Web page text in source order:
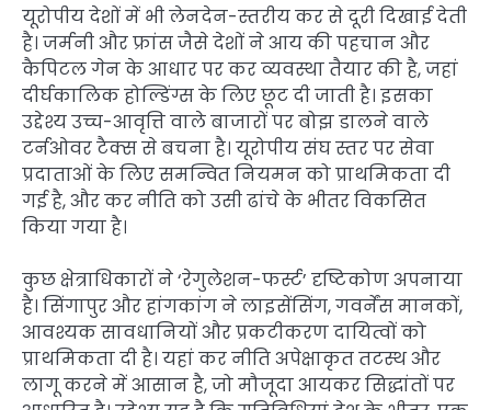
यूरोपीय देशों में भी लेनदेन-स्तरीय कर से दूरी दिखाई देती
है। जर्मनी और फ्रांस जैसे देशों ने आय की पहचान और
कैपिटल गेन के आधार पर कर व्यवस्था तैयार की है, जहां
दीर्घकालिक होल्डिंग्स के लिए छूट दी जाती है। इसका
उद्देश्य उच्च-आवृत्ति वाले बाजारों पर बोझ डालने वाले
टर्नओवर टैक्स से बचना है। यूरोपीय संघ स्तर पर सेवा
प्रदाताओं के लिए समन्वित नियमन को प्राथमिकता दी
गई है, और कर नीति को उसी ढांचे के भीतर विकसित
किया गया है।
कुछ क्षेत्राधिकारों ने ‘रेगुलेशन-फर्स्ट’ दृष्टिकोण अपनाया
है। सिंगापुर और हांगकांग ने लाइसेंसिंग, गवर्नेंस मानकों,
आवश्यक सावधानियों और प्रकटीकरण दायित्वों को
प्राथमिकता दी है। यहां कर नीति अपेक्षाकृत तटस्थ और
लागू करने में आसान है, जो मौजूदा आयकर सिद्धांतों पर